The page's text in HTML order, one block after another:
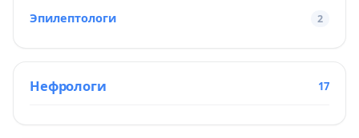
Эпилептологи 2
Нефрологи 17